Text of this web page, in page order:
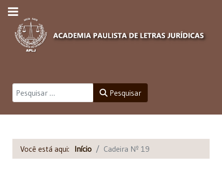
Pesquisar Pesquisar
Você está aqui: Início Cadeira Nº 19